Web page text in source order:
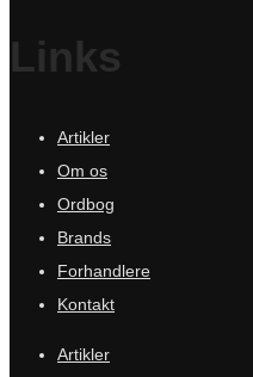
Links
Artikler
Om os
Ordbog
Brands
Forhandlere
Kontakt
Artikler